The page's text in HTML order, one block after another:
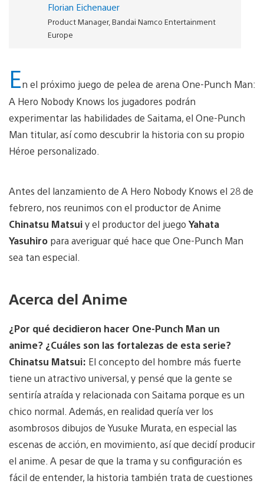
Florian Eichenauer
Product Manager, Bandai Namco Entertainment
Europe
En el próximo juego de pelea de arena One-Punch Man:
A Hero Nobody Knows los jugadores podrán
experimentar las habilidades de Saitama, el One-Punch
Man titular, así como descubrir la historia con su propio
Héroe personalizado.
Antes del lanzamiento de A Hero Nobody Knows el 28 de
febrero, nos reunimos con el productor de Anime
Chinatsu Matsuiy el productor del juego Yahata
Yasuhiro para averiguar qué hace que One-Punch Man
sea tan especial.
Acerca del Anime
¿Por qué decidieron hacer One-Punch Man un
anime? ¿Cuáles son las fortalezas de esta serie?
Chinatsu Matsui: El concepto del hombre más fuerte
tiene un atractivo universal, y pensé que la gente se
sentiría atraída y relacionada con Saitama porque es un
chico normal. Además, en realidad quería ver los
asombrosos dibujos de Yusuke Murata, en especial las
escenas de acción, en movimiento, así que decidí producir
el anime. A pesar de que la trama y su configuración es
fácil de entender, la historia también trata de cuestiones